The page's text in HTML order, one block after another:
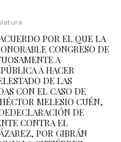
POR EL QUE LA
CONGRESO DE
A
A HACER
DE LAS
CON EL CASO DE
MELESIO CUÉN,
DE
CONTRA EL
POR GIBRÁN